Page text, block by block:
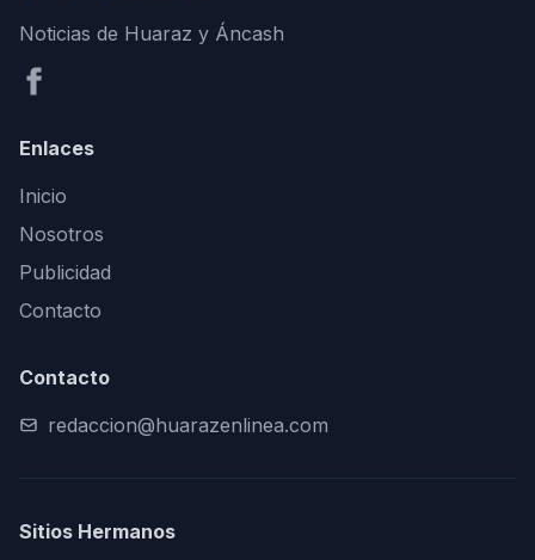
Noticias de Huaraz y Áncash
Enlaces
Inicio
Nosotros
Publicidad
Contacto
Contacto
redaccion@huarazenlinea.com
Sitios Hermanos